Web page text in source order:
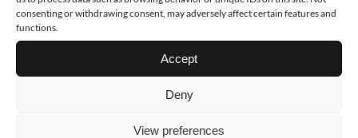
consenting or withdrawing consent, may adversely affect certain features and
functions.
Accept
Deny
View preferences